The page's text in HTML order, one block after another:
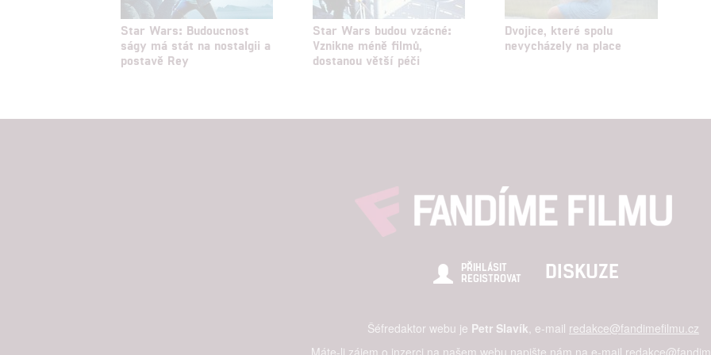
Star Wars: Budoucnost
ságy má stát na nostalgii a
postavě Rey
Star Wars budou vzácné:
Vznikne méně filmů,
dostanou větší péči
Dvojice, které spolu
nevycházely na place
PŘIHLÁSIT
REGISTROVAT
DISKUZE
Šéfredaktor webu je Petr Slavík , e-mail redakce@fandimefilmu.cz
Máte-li zájem o inzerci na našem webu napište nám na e-mail